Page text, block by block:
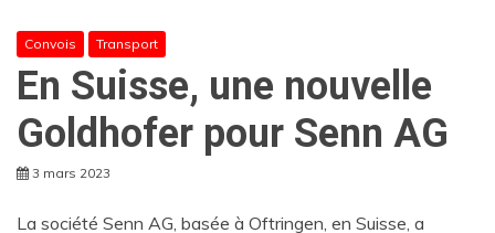
Convois Transport
En Suisse, une nouvelle
Goldhofer pour Senn AG
3 mars 2023
La société Senn AG, basée à Oftringen, en Suisse, a